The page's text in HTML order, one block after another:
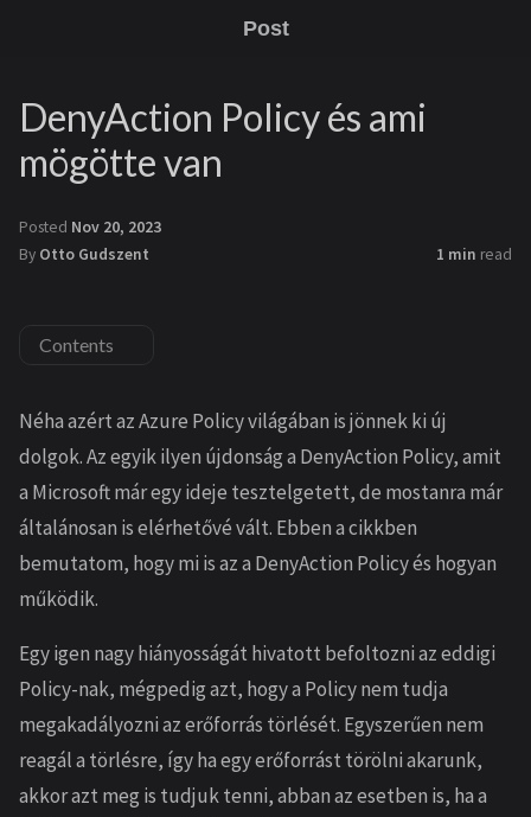
Post
DenyAction Policy és ami
mögötte van
Posted Nov 20, 2023
By Otto Gudszent 1 min read
Contents
Néha azért az Azure Policy világában is jönnek ki új
dolgok. Az egyik ilyen újdonság a DenyAction Policy, amit
a Microsoft már egy ideje tesztelgetett, de mostanra már
általánosan is elérhetővé vált. Ebben a cikkben
bemutatom, hogy mi is az a DenyAction Policy és hogyan
működik.
Egy igen nagy hiányosságát hivatott befoltozni az eddigi
Policy-nak, mégpedig azt, hogy a Policy nem tudja
megakadályozni az erőforrás törlését. Egyszerűen nem
reagál a törlésre, így ha egy erőforrást törölni akarunk,
akkor azt meg is tudjuk tenni, abban az esetben is, ha a